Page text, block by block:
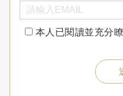
本人已閱讀並充分